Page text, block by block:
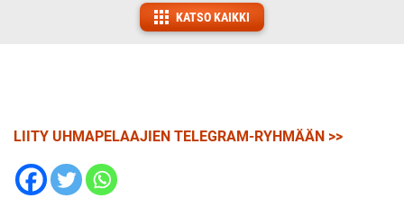
KATSO KAIKKI
LIITY UHMAPELAAJIEN TELEGRAM-RYHMÄÄN >>